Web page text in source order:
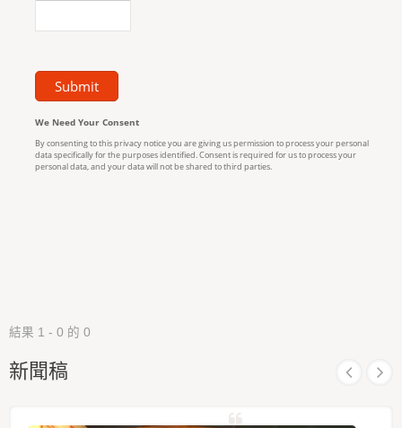
結果 1 - 0 的 0
新聞稿